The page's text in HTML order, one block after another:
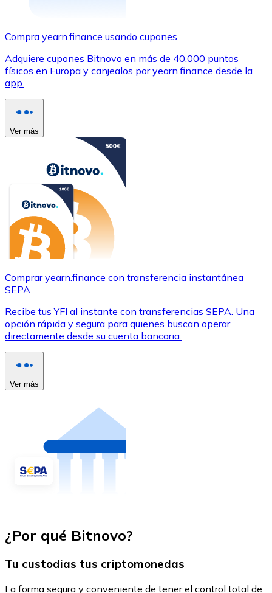
Compra yearn.finance usando cupones
Adquiere cupones Bitnovo en más de 40.000 puntos
físicos en Europa y canjealos por yearn.finance desde la
app.
Ver más
Comprar yearn.finance con transferencia instantánea
SEPA
Recibe tus YFI al instante con transferencias SEPA. Una
opción rápida y segura para quienes buscan operar
directamente desde su cuenta bancaria.
Ver más
¿Por qué Bitnovo?
Tu custodias tus criptomonedas
La forma segura y conveniente de tener el control total de